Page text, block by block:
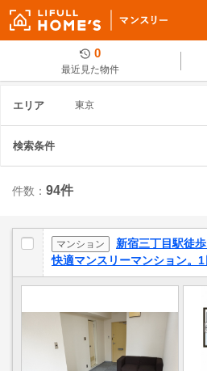
0
最近見た物件
エリア 東京
検索条件
件数： 94件
マンション
新宿三丁目駅徒
快適マンスリーマンション。